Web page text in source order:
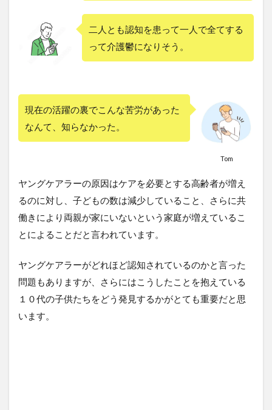
二人とも認知を患って一人で全てする
って介護鬱になりそう。
Tom
現在の活躍の裏でこんな苦労があった
なんて、知らなかった。
ヤングケアラーの原因はケアを必要とする高齢者が増え
るのに対し、子どもの数は減少していること、さらに共
働きにより両親が家にいないという家庭が増えているこ
とによることだと言われています。
ヤングケアラーがどれほど認知されているのかと言った
問題もありますが、さらにはこうしたことを抱えている
１０代の子供たちをどう発見するかがとても重要だと思
います。